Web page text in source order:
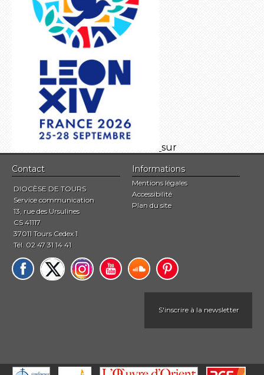
sur
Contact
DIOCÈSE DE TOURS
Service communication
13, rue des Ursulines
CS 41117
37011 Tours Cedex 1
Tél. 02 47 31 14 41
Informations
Mentions légales
Accessibilité
Plan du site
S'inscrire à la newsletter